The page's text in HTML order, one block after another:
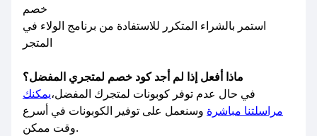
خصم
استمر بالشراء المتكرر للاستفادة من برنامج الولاء في
المتجر
ماذا أفعل إذا لم أجد كود خصم لمتجري المفضل؟
في حال عدم توفر كوبونات لمتجرك المفضل،يمكنك
مراسلتنا مباشرة وسنعمل على توفير الكوبونات في أسرع
وقت ممكن.